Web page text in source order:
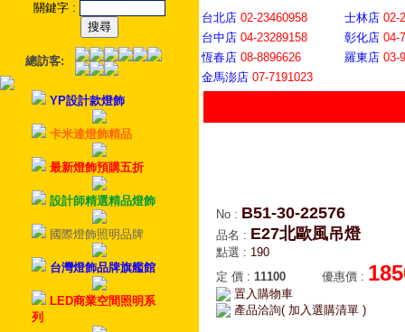
關鍵字 :
總訪客:
YP設計款燈飾
卡米達燈飾精品
最新燈飾預購五折
設計師精選精品燈飾
國際燈飾照明品牌
台灣燈飾品牌旗艦館
LED商業空間照明系
列
台北店 02-23460958 士林店 02-
台中店 04-23289158 彰化店 04-
恆春店 08-8896626 羅東店 03-
金馬澎店 07-7191023
No : B51-30-22576
品名 : E27北歐風吊燈
點選 : 190
定 價 : 11100 優惠價 :
置入購物車
產品洽詢( 加入選購清單 )